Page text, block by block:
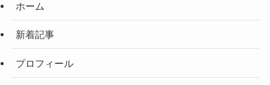
ホーム
新着記事
プロフィール